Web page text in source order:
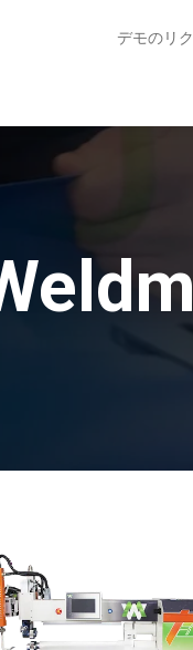
デモのリ